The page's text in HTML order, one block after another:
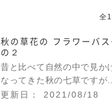
全
秋の草花の フラワーバ
の２
昔と比べて自然の中で見か
なってきた秋の七草ですが…
更新日： 2021/08/18